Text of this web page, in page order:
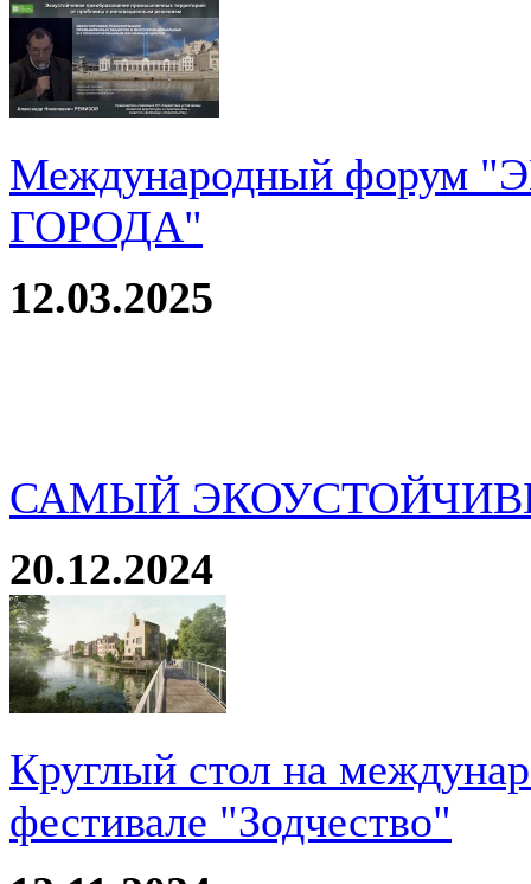
Международный
ГОРОДА"
12.03.2025
САМЫЙ
20.12.2024
Круглый стол на
фестивале "Зодчество"